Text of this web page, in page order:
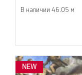
В наличии 46.05 м
NEW